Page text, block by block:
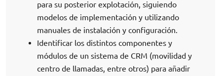
para su posterior explotación, siguiendo
modelos de implementación y utilizando
manuales de instalación y configuración.
Identificar los distintos componentes y
módulos de un sistema de CRM (movilidad y
centro de llamadas, entre otros) para añadir